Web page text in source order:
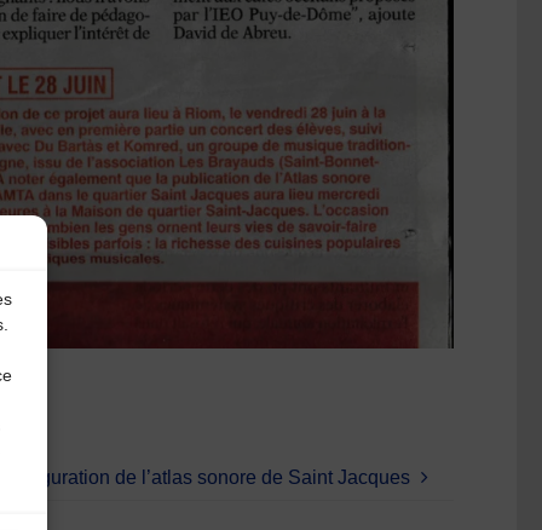
de l’atlas sonore de Saint Jacques